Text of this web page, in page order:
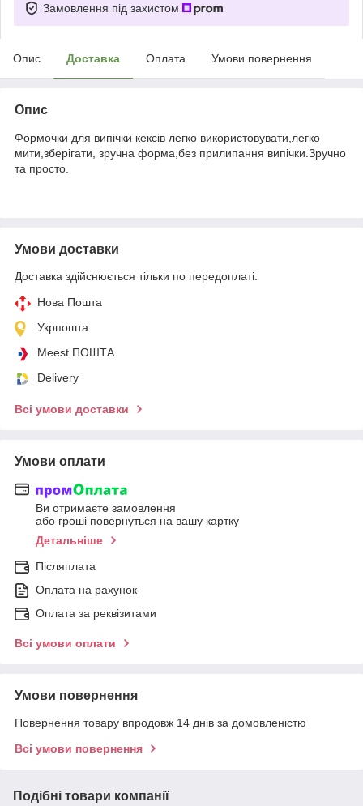
Замовлення під захистом
Опис Доставка Оплата Умови повернення
Опис
Формочки для випічки кексів легко використовувати,легко
мити,зберігати, зручна форма,без прилипання випічки.Зручно
та просто.
Умови доставки
Доставка здійснюється тільки по передоплаті.
Нова Пошта
Укрпошта
Meest ПОШТА
Delivery
Всі умови доставки
Умови оплати
Ви отримаєте замовлення
або гроші повернуться на вашу картку
Детальніше
Післяплата
Оплата на рахунок
Оплата за реквізитами
Всі умови оплати
Умови повернення
Повернення товару впродовж 14 днів за домовленістю
Всі умови повернення
Подібні товари компанії